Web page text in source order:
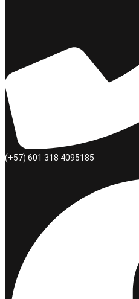
(+57) 601 318 4095185